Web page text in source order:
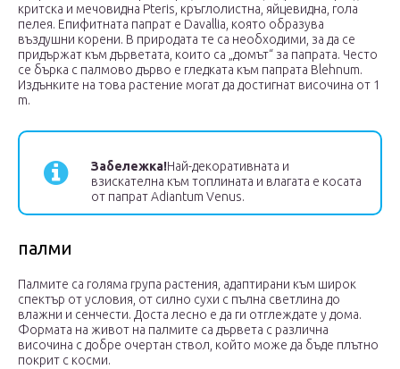
критска и мечовидна Pteris, кръглолистна, яйцевидна, гола
пелея. Епифитната папрат е Davallia, която образува
въздушни корени. В природата те са необходими, за да се
придържат към дърветата, които са „домът“ за папрата. Често
се бърка с палмово дърво е гледката към папрата Blehnum.
Издънките на това растение могат да достигнат височина от 1
m.
Забележка!Най-декоративната и
взискателна към топлината и влагата е косата
от папрат Adiantum Venus.
палми
Палмите са голяма група растения, адаптирани към широк
спектър от условия, от силно сухи с пълна светлина до
влажни и сенчести. Доста лесно е да ги отглеждате у дома.
Формата на живот на палмите са дървета с различна
височина с добре очертан ствол, който може да бъде плътно
покрит с косми.